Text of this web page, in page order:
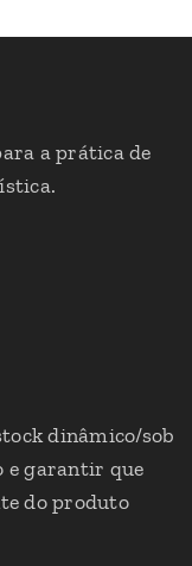
a prática de
dinâmico/sob
e garantir que
do produto